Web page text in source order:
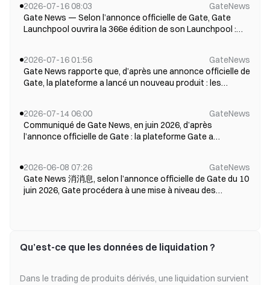
de la première perte pour les nouveaux utilisateurs, une
compétition de validat...
2026-07-16 08:03
GateNews
Gate News — Selon l’annonce officielle de Gate, Gate
Launchpool ouvrira la 366e édition de son Launchpool :
de tokens, les récompenses d’airdrop étant créditées
automatiquement chaque h...
2026-07-16 01:56
GateNews
Gate News rapporte que, d’après une annonce officielle de
Gate, la plateforme a lancé un nouveau produit : les
l’évolution des prix. Les utilisateurs n’ont pas à se soucier
de la marge ou de l’effe...
2026-07-14 06:00
GateNews
Communiqué de Gate News, en juin 2026, d’après
l’annonce officielle de Gate : la plateforme Gate a
dérivés, de l’écosystème on-chain et des scénarios de
paiement. La prévision du volume m...
2026-06-08 07:26
GateNews
Gate News 消消息, selon l’annonce officielle de Gate du 10
juin 2026, Gate procédera à une mise à niveau des
Qu’est-ce que les données de liquidation ?
Dans le trading de produits dérivés, une liquidation survient